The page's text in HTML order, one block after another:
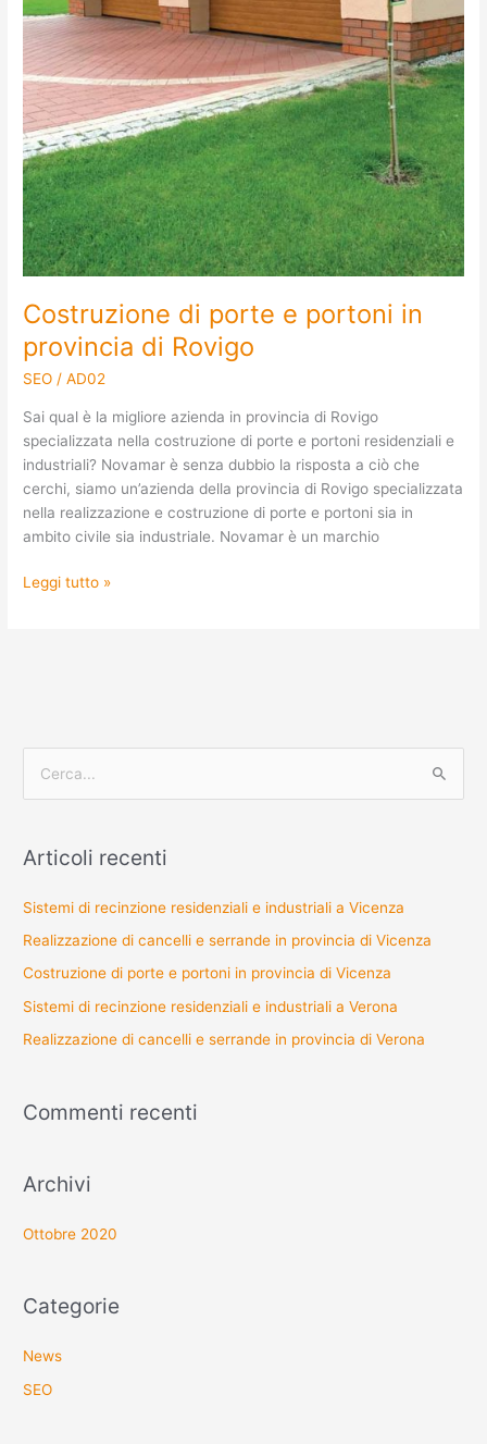
Costruzione di porte e portoni in
provincia di Rovigo
SEO /AD02
Sai qual è la migliore azienda in provincia di Rovigo
specializzata nella costruzione di porte e portoni residenziali e
industriali? Novamar è senza dubbio la risposta a ciò che
cerchi, siamo un’azienda della provincia di Rovigo specializzata
nella realizzazione e costruzione di porte e portoni sia in
ambito civile sia industriale. Novamar è un marchio
Leggi tutto »
c
Articoli recenti
Sistemi di recinzione residenziali e industriali a Vicenza
Realizzazione di cancelli e serrande in provincia di Vicenza
Costruzione di porte e portoni in provincia di Vicenza
Sistemi di recinzione residenziali e industriali a Verona
Realizzazione di cancelli e serrande in provincia di Verona
Commenti recenti
Archivi
Ottobre 2020
Categorie
News
SEO